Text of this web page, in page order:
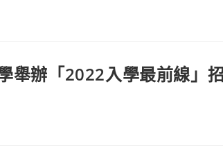
舉辦「2022入學最前線」